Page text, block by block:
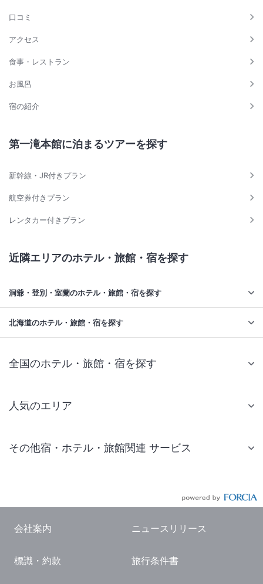
口コミ
アクセス
食事・レストラン
お風呂
宿の紹介
第一滝本館に泊まるツアーを探す
新幹線・JR付きプラン
航空券付きプラン
レンタカー付きプラン
近隣エリアのホテル・旅館・宿を探す
洞爺・登別・室蘭のホテル・旅館・宿を探す
北海道のホテル・旅館・宿を探す
全国のホテル・旅館・宿を探す
人気のエリア
仙台 ホテル
東京ドーム ホテル
横浜 ホテル
その他宿・ホテル・旅館関連 サービス
国内観光ガイド
会社案内 ニュースリリース
標識・約款 旅行条件書